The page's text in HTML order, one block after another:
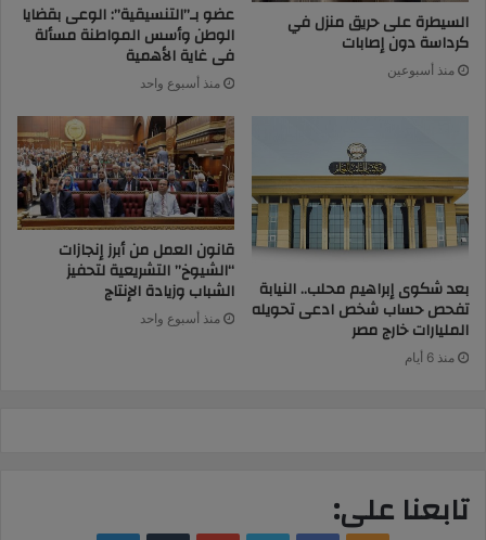
السيطرة على حريق منزل في
كرداسة دون إصابات
منذ أسبوعين
عضو بـ”التنسيقية”: الوعى بقضايا
الوطن وأسس المواطنة مسألة
فى غاية الأهمية
منذ أسبوع واحد
بعد شكوى إبراهيم محلب.. النيابة
تفحص حساب شخص ادعى تحويله
المليارات خارج مصر
منذ 6 أيام
قانون العمل من أبرز إنجازات
“الشيوخ” التشريعية لتحفيز
الشباب وزيادة الإنتاج
منذ أسبوع واحد
تابعنا على: